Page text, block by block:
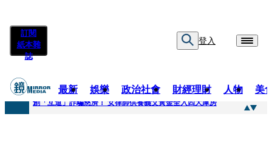
訂閱
紙本雜
誌
登入
最新 娛樂 政治社會 財經理財 人物 美
快訊
創「互道」詐騙慈濟！ 女律師供養義父黃金全入四大庫房